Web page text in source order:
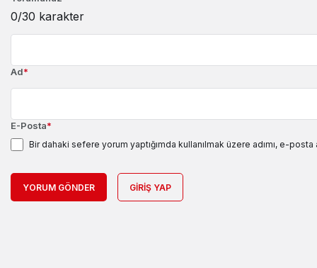
0/30 karakter
Ad*
E-Posta*
Bir dahaki sefere yorum yaptığımda kullanılmak üzere adımı, e-
YORUM GÖNDER GIRIŞ YAP